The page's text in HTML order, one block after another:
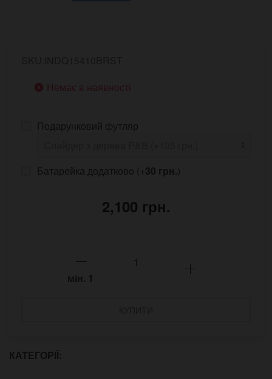
Немає в наявності
Подарунковий футляр
Батарейка додатково (+30 грн.)
2,100 грн.
мін. 1
КАТЕГОРІЇ: